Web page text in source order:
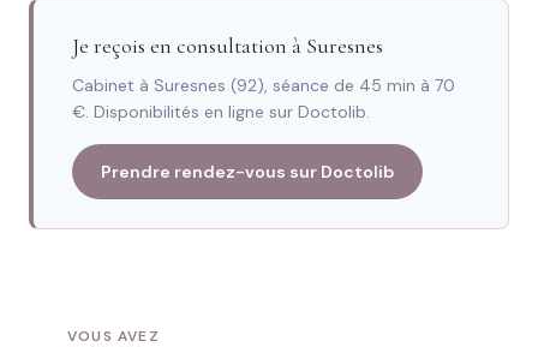
Je reçois en consultation à Suresnes
Cabinet à Suresnes (92), séance de 45 min à 70
€. Disponibilités en ligne sur Doctolib.
Prendre rendez-vous sur Doctolib
VOUS AVEZ